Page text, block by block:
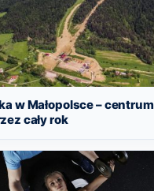
w Małopolsce – centrum
cały rok